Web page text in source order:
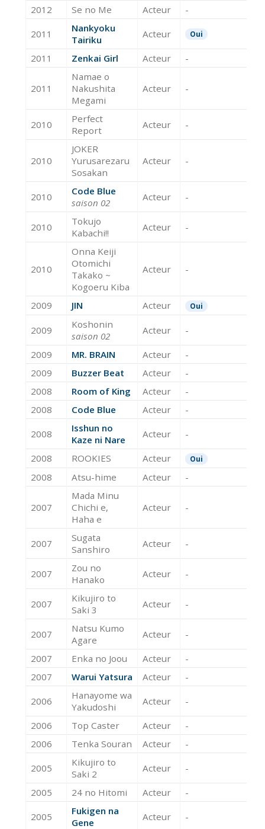
2012 Se no Me Acteur -
2011
Nankyoku
Tairiku
Acteur Oui
2011 Zenkai Girl Acteur -
2011
Namae o
Nakushita
Megami
Acteur -
2010
Perfect
Report
Acteur -
2010
JOKER
Yurusarezaru
Sosakan
Acteur -
2010
Code Blue
saison 02
Acteur -
2010
Tokujo
Kabachi!!
Acteur -
2010
Onna Keiji
Otomichi
Takako ~
Kogoeru Kiba
Acteur -
2009 JIN Acteur Oui
2009
Koshonin
saison 02
Acteur -
2009 MR. BRAIN Acteur
-
2009
Buzzer Beat Acteur
-
2008
Room of King Acteur
-
2008
Code Blue Acteur -
2008
Isshun no
Kaze ni Nare
Acteur -
2008 ROOKIES Acteur Oui
2008 Atsu-hime Acteur -
2007
Mada Minu
Chichi e,
Haha e
Acteur -
2007
Sugata
Sanshiro
Acteur -
2007
Zou no
Hanako
Acteur -
2007
Kikujiro to
Saki 3
Acteur -
2007
Natsu Kumo
Agare
Acteur -
2007 Enka no Joou Acteur
-
2007
Warui Yatsura Acteur -
2006
Hanayome wa
Yakudoshi
Acteur -
2006 Top Caster Acteur
-
2006
Tenka Souran Acteur -
2005
Kikujiro to
Saki 2
Acteur -
2005 24 no Hitomi Acteur -
2005
Fukigen na
Gene
Acteur -